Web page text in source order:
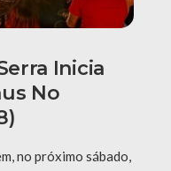
Inicia
No
no próximo sábado,